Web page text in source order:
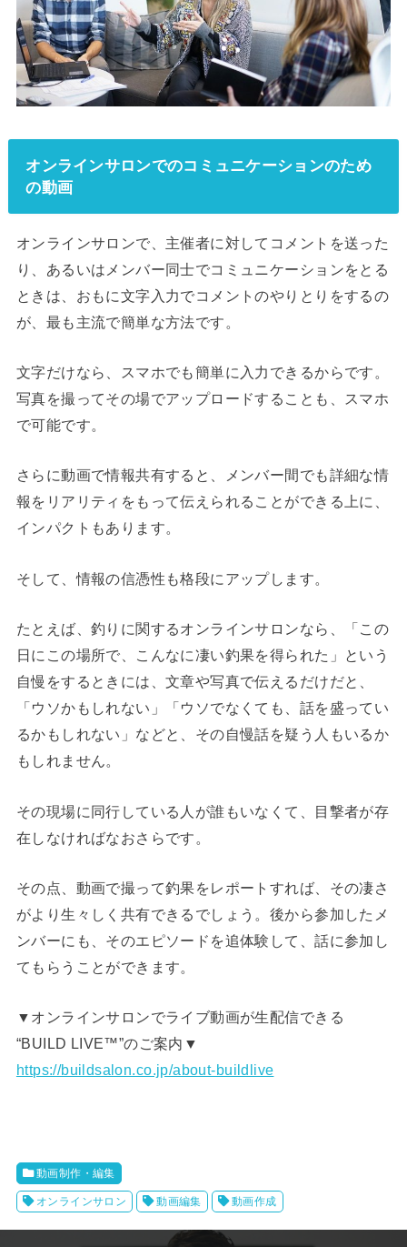
オンラインサロンでのコミュニケーションのため
の動画
オンラインサロンで、主催者に対してコメントを送った
り、あるいはメンバー同士でコミュニケーションをとる
ときは、おもに文字入力でコメントのやりとりをするの
が、最も主流で簡単な方法です。
文字だけなら、スマホでも簡単に入力できるからです。
写真を撮ってその場でアップロードすることも、スマホ
で可能です。
さらに動画で情報共有すると、メンバー間でも詳細な情
報をリアリティをもって伝えられることができる上に、
インパクトもあります。
そして、情報の信憑性も格段にアップします。
たとえば、釣りに関するオンラインサロンなら、「この
日にこの場所で、こんなに凄い釣果を得られた」という
自慢をするときには、文章や写真で伝えるだけだと、
「ウソかもしれない」「ウソでなくても、話を盛ってい
るかもしれない」などと、その自慢話を疑う人もいるか
もしれません。
その現場に同行している人が誰もいなくて、目撃者が存
在しなければなおさらです。
その点、動画で撮って釣果をレポートすれば、その凄さ
がより生々しく共有できるでしょう。後から参加したメ
ンバーにも、そのエピソードを追体験して、話に参加し
てもらうことができます。
▼オンラインサロンでライブ動画が生配信できる
“BUILD LIVE™️”のご案内▼
https://buildsalon.co.jp/about-buildlive
動画制作・編集
オンラインサロン 動画編集 動画作成